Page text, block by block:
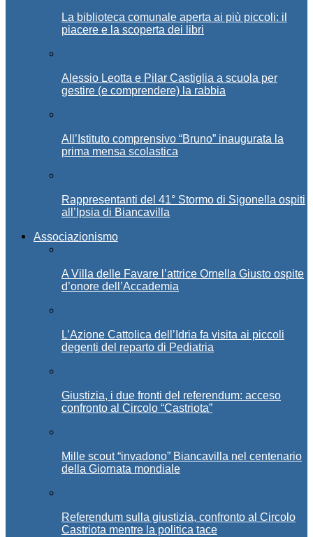
La biblioteca comunale aperta ai più piccoli: il
piacere e la scoperta dei libri
Alessio Leotta e Pilar Castiglia a scuola per
gestire (e comprendere) la rabbia
All’Istituto comprensivo “Bruno” inaugurata la
prima mensa scolastica
Rappresentanti del 41° Stormo di Sigonella ospiti
all’Ipsia di Biancavilla
Associazionismo
A Villa delle Favare l’attrice Ornella Giusto ospite
d’onore dell’Accademia
L’Azione Cattolica dell’Idria fa visita ai piccoli
degenti del reparto di Pediatria
Giustizia, i due fronti del referendum: acceso
confronto al Circolo “Castriota”
Mille scout “invadono” Biancavilla nel centenario
della Giornata mondiale
Referendum sulla giustizia, confronto al Circolo
Castriota mentre la politica tace